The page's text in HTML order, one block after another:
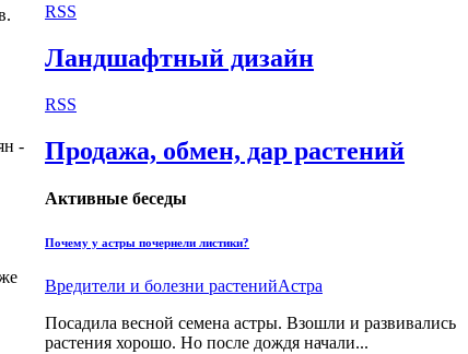
-
RSS
Ландшафтный дизайн
RSS
Продажа, обмен, дар растений
Активные беседы
Почему у астры почернели листики?
Вредители и болезни растенийАстра
Посадила весной семена астры. Взошли и развивались
растения хорошо. Но после дождя начали...